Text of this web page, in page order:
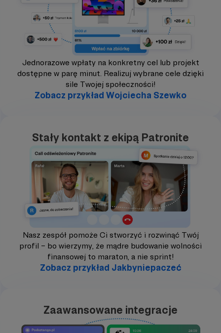
Jednorazowe wpłaty na konkretny cel lub projekt
dostępne w parę minut. Realizuj wybrane cele dzięki
sile Twojej społeczności!
Zobacz przykład Wojciecha Szewko
Stały kontakt z ekipą Patronite
Nasz zespół pomoże Ci stworzyć i rozwinąć Twój
profil – bo wierzymy, że mądre budowanie wolności
finansowej to maraton, a nie sprint!
Zobacz przykład Jakbyniepaczeć
Zaawansowane integracje